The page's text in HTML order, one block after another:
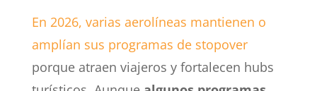
En 2026, varias aerolíneas mantienen o
amplían sus programas de stopover
porque atraen viajeros y fortalecen hubs